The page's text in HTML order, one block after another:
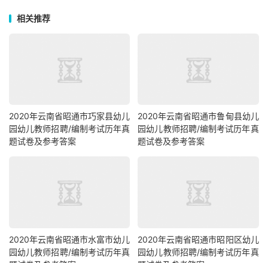
相关推荐
2020年云南省昭通市巧家县幼儿
园幼儿教师招聘/编制考试历年真
题试卷及参考答案
2020年云南省昭通市鲁甸县幼儿
园幼儿教师招聘/编制考试历年真
题试卷及参考答案
2020年云南省昭通市水富市幼儿
园幼儿教师招聘/编制考试历年真
2020年云南省昭通市昭阳区幼儿
园幼儿教师招聘/编制考试历年真